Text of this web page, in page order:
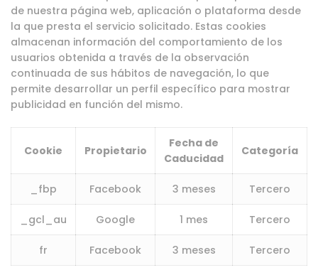
de nuestra página web, aplicación o plataforma desde
la que presta el servicio solicitado. Estas cookies
almacenan información del comportamiento de los
usuarios obtenida a través de la observación
continuada de sus hábitos de navegación, lo que
permite desarrollar un perfil específico para mostrar
publicidad en función del mismo.
Cookie Propietario
Fecha de
Caducidad
Categoría
_fbp Facebook 3 meses Tercero
_gcl_au Google 1 mes Tercero
fr Facebook 3 meses Tercero